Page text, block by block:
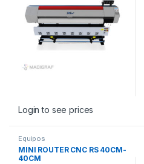
Login to see prices
Equipos
MINI ROUTER CNC RS 40CM-
40CM